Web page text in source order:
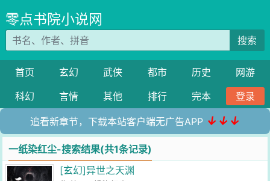
零点书院小说网
搜索
首页 玄幻 武侠 都市 历史
网游
科幻
言情 其他 排行 完本 登录
追看新章节，下载本站客户端无广告APP ↓↓↓
一纸染红尘-搜索结果(共1条记录)
[玄幻]异世之天渊